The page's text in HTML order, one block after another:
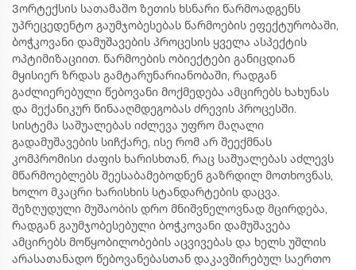
Ვორტექსის სათამაშო ზეთის ხსნარი წარმოადგენს
უპრეცედენტო გაუმჯობესებას წარმოების ეფექტურობაში,
ბოჭკოვანი დამუშავების პროცესის ყველა ასპექტის
ოპტიმიზაციით. წარმოების ობიექტები განიცდიან
მყისიერ ზრდას გამტარუნარიანობაში, რადგან
გაძლიერებული წებოვანი მოქმედება ამცირებს ხახუნას
და მექანიკურ წინააღმდეგობას ძრევის პროცესში.
სისტემა საშუალებას იძლევა უფრო მაღალი
გადამუშავების სიჩქარე, ისე რომ არ შეექმნას
კომპრომისი ძაფის ხარისხთან, რაც საშუალებას აძლევს
მწარმოებლებს შეესაბამებოდნენ გაზრდილ მოთხოვნას,
ხოლო მკაცრი ხარისხის სტანდარტების დაცვა.
შეზღუდული მუშაობის დრო მნიშვნელოვნად მცირდება,
რადგან გაუმჯობესებული ბოჭკოვანი დამუშავება
ამცირებს მოწყობილობების აცვივებას და ხელს უშლის
არასათანადო წებოვანებასთან დაკავშირებულ საერთო